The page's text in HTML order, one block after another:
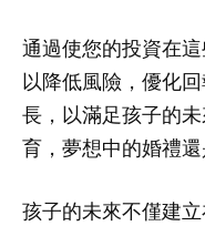
通過使您的投資在
以降低風險，優化
長，以滿足孩子的
育，夢想中的婚禮還
孩子的未來不僅建